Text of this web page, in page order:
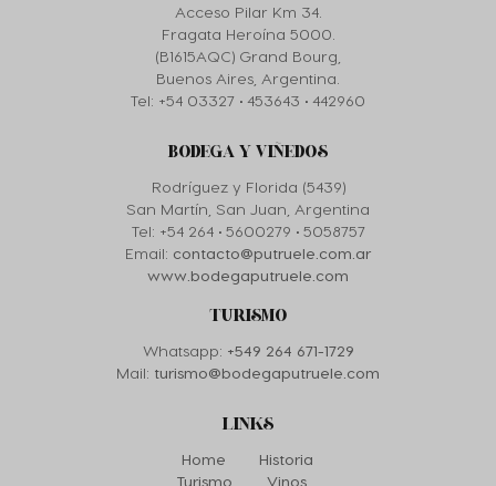
Acceso Pilar Km 34.
Fragata Heroína 5000.
(B1615AQC) Grand Bourg,
Buenos Aires, Argentina.
Tel: +54 03327 • 453643 • 442960
BODEGA Y VIÑEDOS
Rodríguez y Florida (5439)
San Martín, San Juan, Argentina
Tel: +54 264 • 5600279 • 5058757
Email: contacto@putruele.com.ar
www.bodegaputruele.com
TURISMO
Whatsapp: +549 264 671-1729
Mail: turismo@bodegaputruele.com
LINKS
Home
Turismo
Historia
Vinos